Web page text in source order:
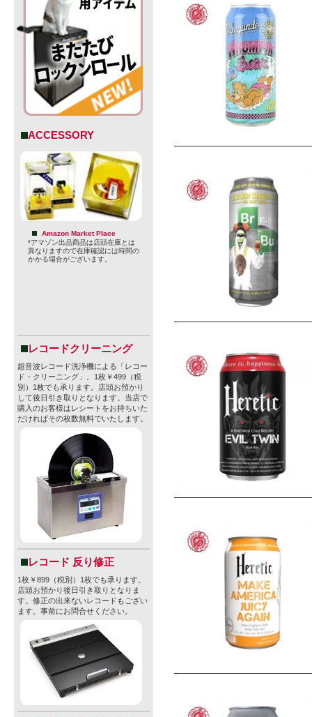
ACCESSORY
Amazon Market Place
*アマゾン出品商品は店頭在庫とは
異なりますので在庫確認には時間の
かかる場合がございます。
レコードクリーニング
超音波レコード洗浄機による「レコー
ド・クリーニング」。1枚￥499（税
別）1枚でも承ります。店頭お預かり
して後日引き取りとなります。当店で
購入のお客様はレシートをお持ちいた
だければその枚数無料でいたします。
レコード 反り修正
1枚￥899（税別）1枚でも承ります。
店頭お預かり後日引き取りとなりま
す。修正の出来ないレコードもござい
ます。事前にお問合せください。